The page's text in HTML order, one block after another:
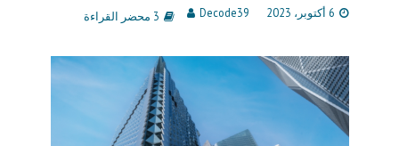
6 أكتوبر، 2023 Decode39 3 محضر القراءة